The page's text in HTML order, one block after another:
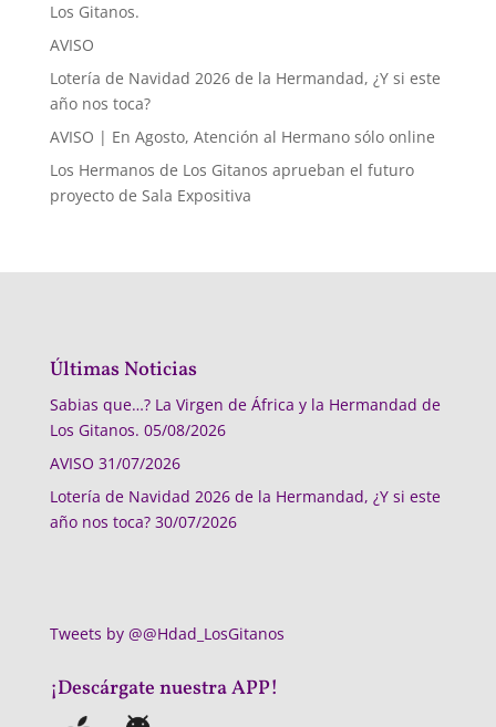
Los Gitanos.
AVISO
Lotería de Navidad 2026 de la Hermandad, ¿Y si este
año nos toca?
AVISO | En Agosto, Atención al Hermano sólo online
Los Hermanos de Los Gitanos aprueban el futuro
proyecto de Sala Expositiva
Últimas Noticias
Sabias que…? La Virgen de África y la Hermandad de
Los Gitanos. 05/08/2026
AVISO 31/07/2026
Lotería de Navidad 2026 de la Hermandad, ¿Y si este
año nos toca? 30/07/2026
Tweets by @@Hdad_LosGitanos
¡Descárgate nuestra APP!